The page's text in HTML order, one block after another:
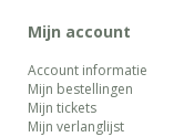
Mijn account
Account informatie
Mijn bestellingen
Mijn tickets
Mijn verlanglijst